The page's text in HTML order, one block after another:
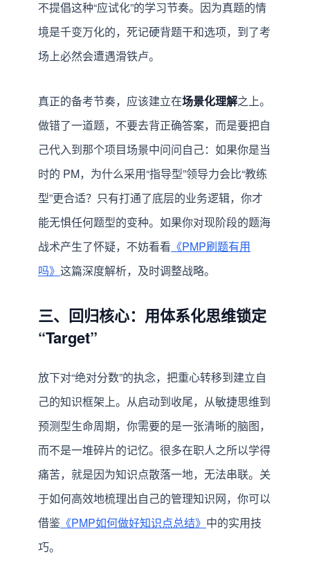
不提倡这种“应试化”的学习节奏。因为真题的情
境是千变万化的，死记硬背题干和选项，到了考
场上必然会遭遇滑铁卢。
真正的备考节奏，应该建立在场景化理解之上。
做错了一道题，不要去背正确答案，而是要把自
己代入到那个项目场景中问问自己：如果你是当
时的 PM，为什么采用“指导型”领导力会比“教练
型”更合适？只有打通了底层的业务逻辑，你才
能无惧任何题型的变种。如果你对现阶段的题海
战术产生了怀疑，不妨看看 《PMP刷题有用
吗》 这篇深度解析，及时调整战略。
三、回归核心：用体系化思维锁定
“Target”
放下对“绝对分数”的执念，把重心转移到建立自
己的知识框架上。从启动到收尾，从敏捷思维到
预测型生命周期，你需要的是一张清晰的脑图，
而不是一堆碎片的记忆。很多在职人之所以学得
痛苦，就是因为知识点散落一地，无法串联。关
于如何高效地梳理出自己的管理知识网，你可以
借鉴《PMP如何做好知识点总结》 中的实用技
巧。